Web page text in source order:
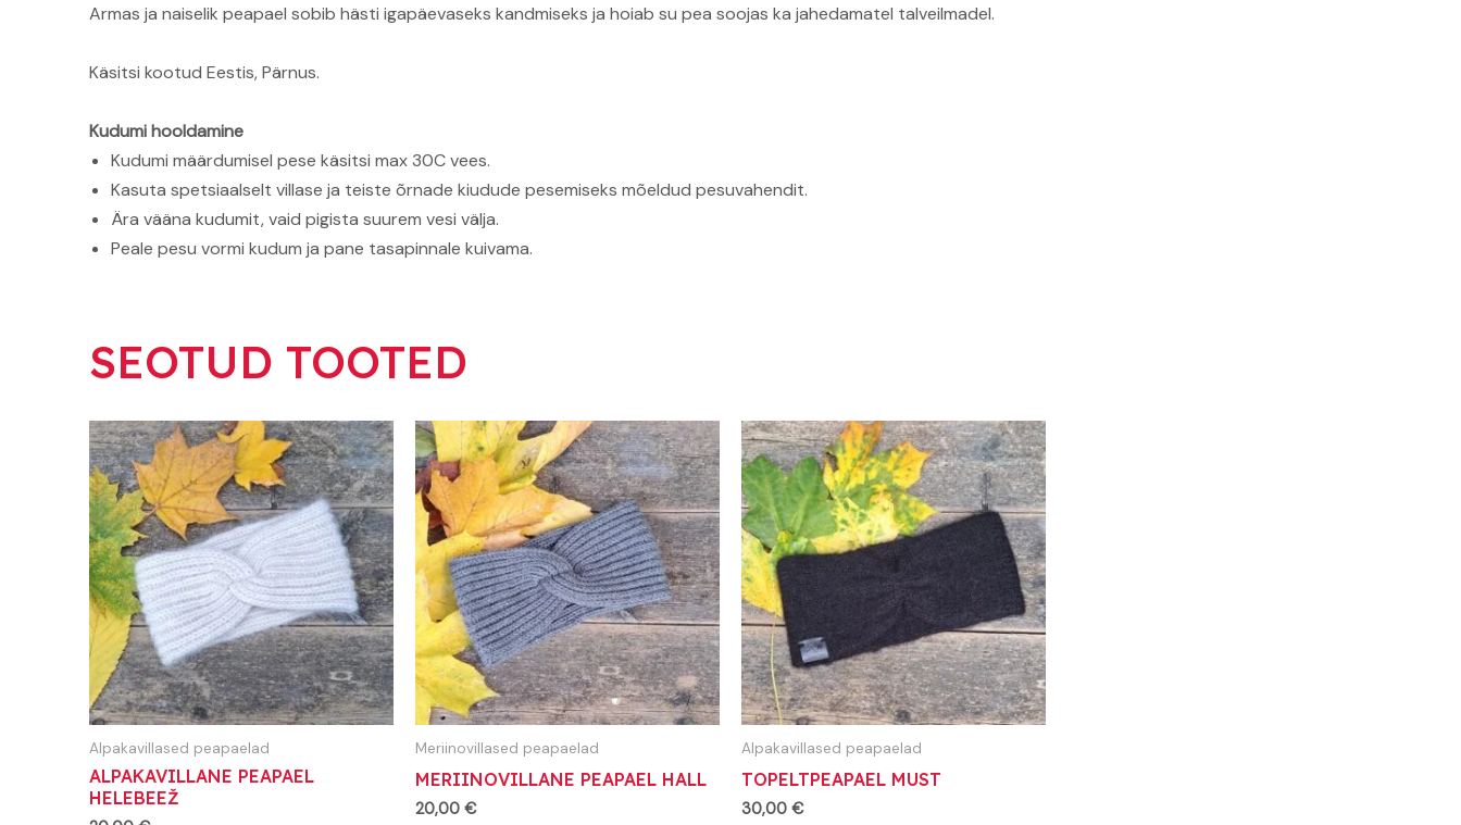
Armas ja naiselik peapael sobib hästi igapäevaseks kandmiseks ja hoiab su pea soojas ka jahedamatel talveilmadel.
Käsitsi kootud Eestis, Pärnus.
Kudumi hooldamine
Kudumi määrdumisel pese käsitsi max 30C vees.
Kasuta spetsiaalselt villase ja teiste õrnade kiudude pesemiseks mõeldud pesuvahendit.
Ära vääna kudumit, vaid pigista suurem vesi välja.
Peale pesu vormi kudum ja pane tasapinnale kuivama.
SEOTUD TOOTED
Alpakavillased peapaelad
ALPAKAVILLANE PEAPAEL
HELEBEEŽ
Meriinovillased peapaelad
MERIINOVILLANE PEAPAEL HALL
20,00 €
Alpakavillased peapaelad
TOPELTPEAPAEL MUST
30,00 €